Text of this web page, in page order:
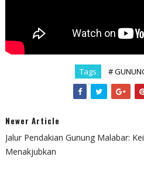
Tags #
Newer Article
Jalur Pendakian Gunung Malabar:
Menakjubkan